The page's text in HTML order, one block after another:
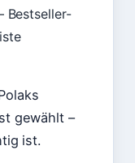
Bestseller-
gewählt –
ist.